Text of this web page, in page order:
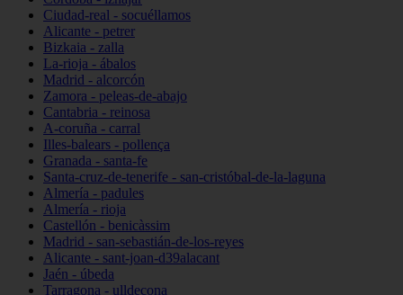
Ciudad-real - socuéllamos
Alicante - petrer
Bizkaia - zalla
La-rioja - ábalos
Madrid - alcorcón
Zamora - peleas-de-abajo
Cantabria - reinosa
A-coruña - carral
Illes-balears - pollença
Granada - santa-fe
Santa-cruz-de-tenerife - san-cristóbal-de-la-laguna
Almería - padules
Almería - rioja
Castellón - benicàssim
Madrid - san-sebastián-de-los-reyes
Alicante - sant-joan-d39alacant
Jaén - úbeda
Tarragona - ulldecona